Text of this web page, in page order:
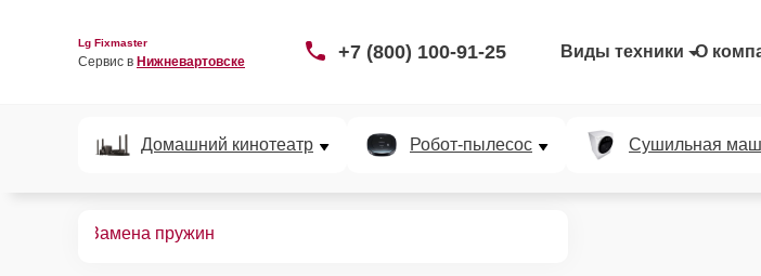
Lg Fixmaster
Сервис в Нижневартовске +7 (800) 100-91-25 Виды техники О
Домашний кинотеатр Робот-пылесос Сушильная
Замена пружин